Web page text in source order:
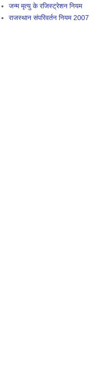
जन्म मृत्यु के रजिस्ट्रेशन नियम
राजस्थान संपरिवर्तन नियम 2007